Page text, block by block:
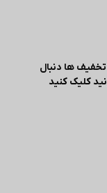
تخفیف ها دنبال